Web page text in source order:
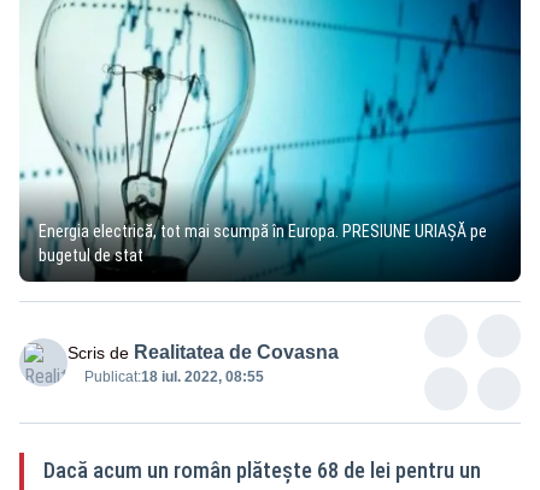
Energia electrică, tot mai scumpă în Europa. PRESIUNE URIAȘĂ pe
bugetul de stat
Scris de Realitatea de Covasna
Publicat:18 iul. 2022, 08:55
Dacă acum un român plătește 68 de lei pentru un